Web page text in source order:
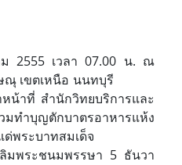
2555 เวลา 07.00 น. ณ
วิษณุ เขตเหนือ นนทบุรี
น้าที่ สำนักวิทยบริการและ
ทำบุญตักบาตรอาหารแห้ง
ด่พระบาทสมเด็จ
ลิมพระชนมพรรษา 5 ธันวา